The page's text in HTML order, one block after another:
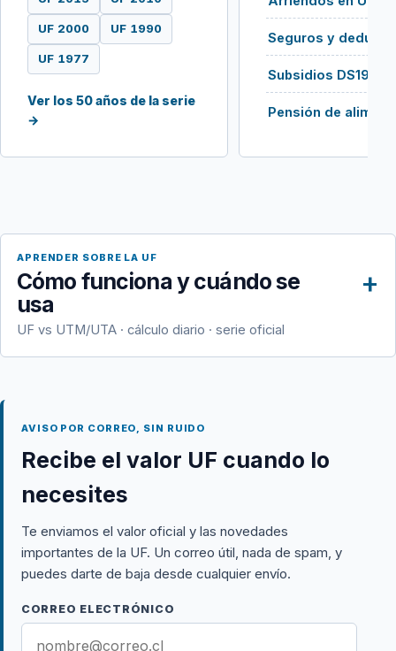
UF 2000 UF 1990
UF 1977
Ver los 50 años de la serie
→
Seguros y
Subsidios DS19 /
Pensión de
APRENDER SOBRE LA UF
Cómo funciona y cuándo se
usa
UF vs UTM/UTA · cálculo diario · serie oficial
AVISO POR CORREO, SIN RUIDO
Recibe el valor UF cuando lo
necesites
Te enviamos el valor oficial y las novedades
importantes de la UF. Un correo útil, nada de spam, y
puedes darte de baja desde cualquier envío.
CORREO ELECTRÓNICO